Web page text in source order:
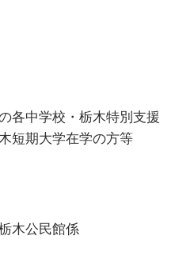
各中学校・栃木特別支援
短期大学在学の方等
木公民館係